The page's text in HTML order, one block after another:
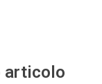
articolo